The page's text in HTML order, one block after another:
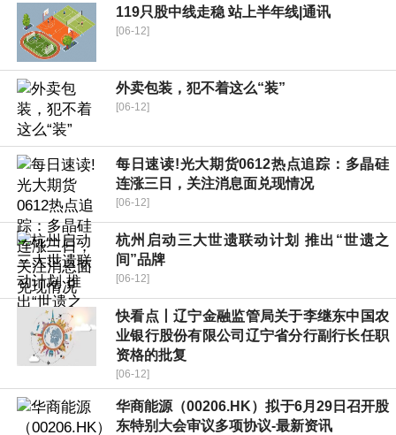
119只股中线走稳 站上半年线|通讯
[06-12]
外卖包装，犯不着这么“装”
[06-12]
每日速读!光大期货0612热点追踪：多晶硅
连涨三日，关注消息面兑现情况
[06-12]
杭州启动三大世遗联动计划 推出“世遗之
间”品牌
[06-12]
快看点丨辽宁金融监管局关于李继东中国农
业银行股份有限公司辽宁省分行副行长任职
资格的批复
[06-12]
华商能源（00206.HK）拟于6月29日召开股
东特别大会审议多项协议-最新资讯